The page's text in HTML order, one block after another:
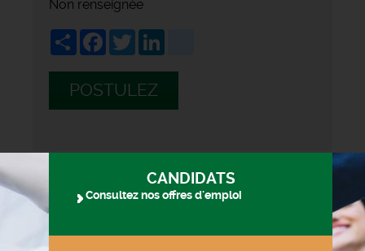
Non renseignée
ShareFacebook
Twitter
POSTULEZ
CANDIDATS
Consultez nos offres d'emploi